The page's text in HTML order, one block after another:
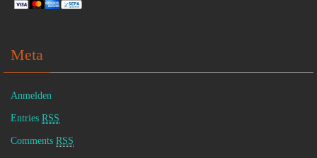
Meta
Anmelden
Entries RSS
Comments RSS